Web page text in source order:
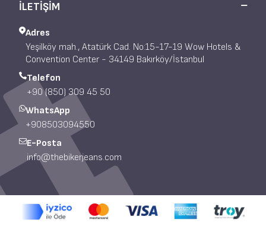
İLETİŞİM
Adres
Yeşilköy mah., Atatürk Cad. No:15-17-19 Wow Hotels &
Convention Center - 34149 Bakırköy/İstanbul
Telefon
+90 (850) 309 45 50
WhatsApp
+908503094550
E-Posta
info@thebikerjeans.com